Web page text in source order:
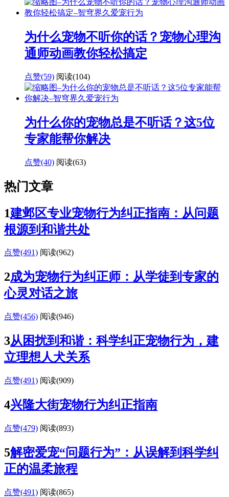
为什么宠物不听你的话？宠物心理沟
通师动画教你轻松搞定
点赞(59) 阅读(104)
为什么你的宠物总是不听话？这5位
专家能帮你解决
点赞(40) 阅读(63)
热门文章
1建邺区专业宠物行为纠正指南：从问题
根源到和谐共处
点赞(491) 阅读(962)
2成为宠物行为纠正师：从学徒到专家的
心灵对话之旅
点赞(456) 阅读(946)
3从困扰到和谐：科学纠正宠物行为，建
立理想人犬关系
点赞(491) 阅读(909)
4兴隆大街宠物行为纠正指南
点赞(479) 阅读(893)
5解密爱宠“问题行为”：从误解到科学纠
正的温柔旅程
点赞(491) 阅读(865)